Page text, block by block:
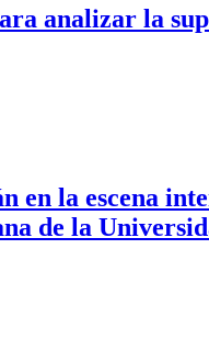
analizar la
en la escena
de la